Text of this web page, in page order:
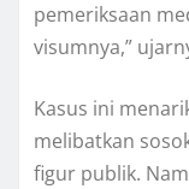
pemeriksaan
visumnya,”
Kasus ini
melibatkan
figur publik.